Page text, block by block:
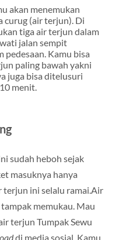
akan menemukan
curug (air terjun). Di
tiga air terjun dalam
jalan sempit
pedesaan. Kamu bisa
paling bawah yakni
juga bisa ditelusuri
menit.
sudah heboh sejak
masuknya hanya
terjun ini selalu ramai.Air
memukau. Mau
terjun Tumpak Sewu
di media sosial. Kamu